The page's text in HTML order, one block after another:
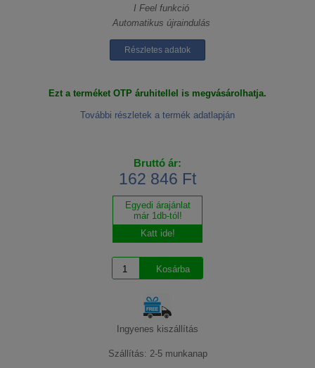
I Feel funkció
Automatikus újraindulás
Részletes adatok
Ezt a terméket OTP áruhitellel is megvásárolhatja.
További részletek a termék adatlapján
Bruttó ár:
162 846 Ft
Egyedi árajánlat
már 1db-tól!
Katt ide!
Ingyenes kiszállítás
Szállítás: 2-5 munkanap